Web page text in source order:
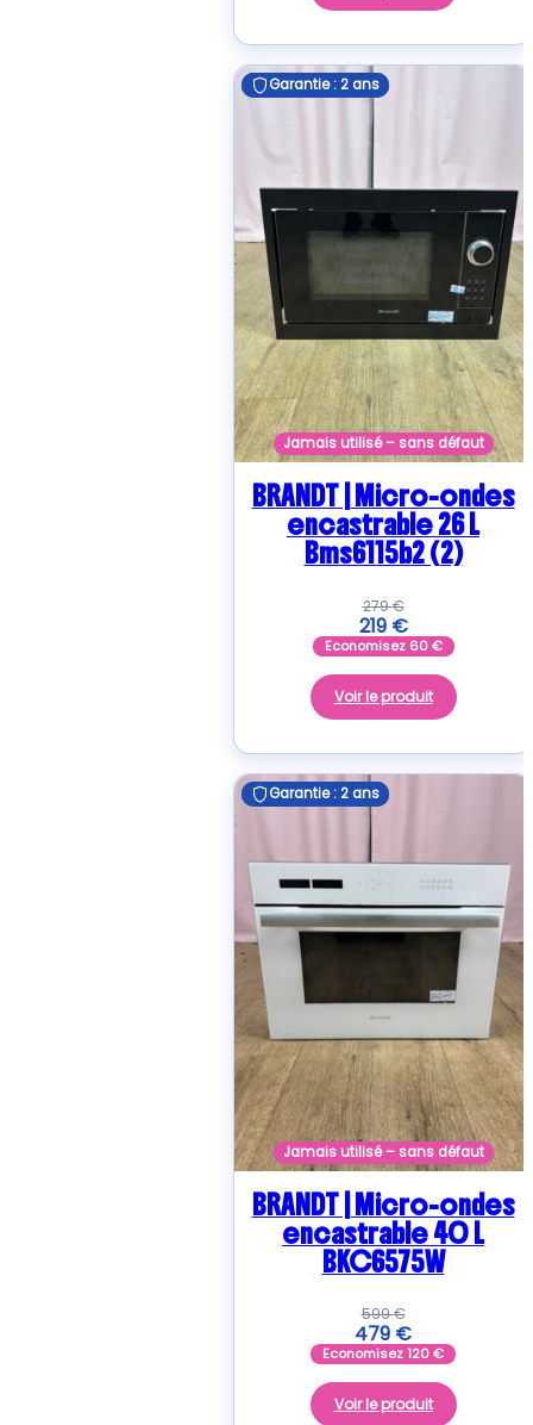
Garantie : 2 ans
Jamais utilisé – sans défaut
Garantie : 2 ans
BRANDT | Micro-ondes
encastrable 26 L
Bms6115b2 (2)
279€
219 €
Economisez 60€
Voir le produit
Garantie : 2 ans
Jamais utilisé – sans défaut
Garantie : 2 ans
BRANDT | Micro-ondes
encastrable 40 L
BKC6575W
599€
479 €
Economisez120€
Voir le produit